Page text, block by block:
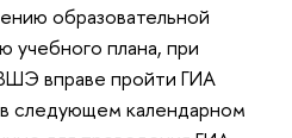
образовательной
учебного плана, при
вправе пройти ГИА
следующем календарном